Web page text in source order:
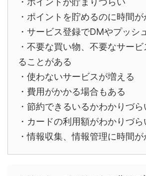
・ポイントを貯めるのに時間が
・サービス登録でDMやプッシ
・不要な買い物、不要なサー
ることがある
・使わないサービスが増える
・費用がかかる場合もある
・節約できるいるかわかりづら
・カードの利用額がわかりづら
・情報収集、情報管理に時間が